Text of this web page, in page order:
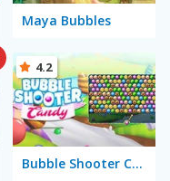
Maya Bubbles
Bubble Shooter Candy
4.2